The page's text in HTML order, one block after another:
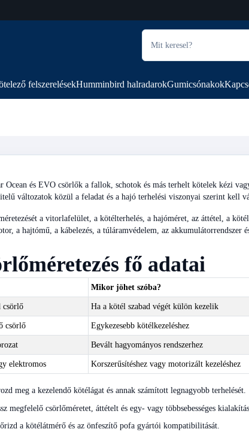
felszerelésekHumminbird halradarokGumicsónakok
Ocean és EVO csörlők a fallok, schotok és más terhelt kötelek kézi
változatok közül a feladat és a hajó terhelési viszonyai szerint kell
a vitorlafelület, a kötélterhelés, a hajóméret, az áttétel, a
a hajtómű, a kábelezés, a túláramvédelem, az akkumulátorrendszer
fő adatai
Mikor jöhet szóba?
csörlő Ha a kötél szabad végét külön kezelik
csörlő Egykezesebb kötélkezeléshez
Bevált hagyományos rendszerhez
elektromos Korszerűsítéshez vagy motorizált kezeléshez
meg a kezelendő kötélágat és annak számított legnagyobb terhelését.
megfelelő csörlőméretet, áttételt és egy- vagy többsebességes
a kötélátmérő és az önfeszítő pofa gyártói kompatibilitását.